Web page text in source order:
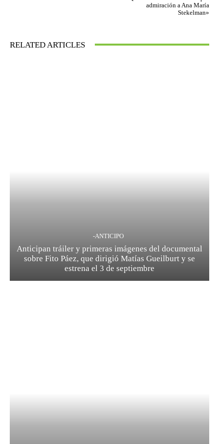
admiración a Ana María
Stekelman»
RELATED ARTICLES
-ANTICIPO
Anticipan tráiler y primeras imágenes del documental
sobre Fito Páez, que dirigió Matías Gueilburt y se
estrena el 3 de septiembre